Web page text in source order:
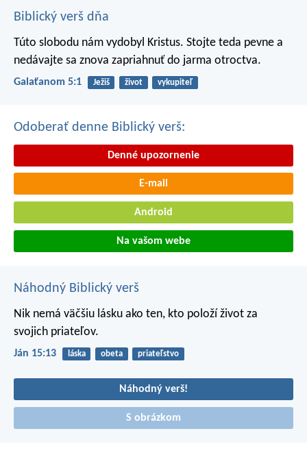
Biblický verš dňa
Túto slobodu nám vydobyl Kristus. Stojte teda pevne a
nedávajte sa znova zapriahnuť do jarma otroctva.
Galaťanom 5:1 Ježiš život vykupiteľ
Odoberať denne Biblický verš:
Denné upozornenie
E-mail
Android
Na vašom webe
Náhodný Biblický verš
Nik nemá väčšiu lásku ako ten, kto položí život za
svojich priateľov.
Ján 15:13 láska obeta priateľstvo
Náhodný verš!
S obrázkom